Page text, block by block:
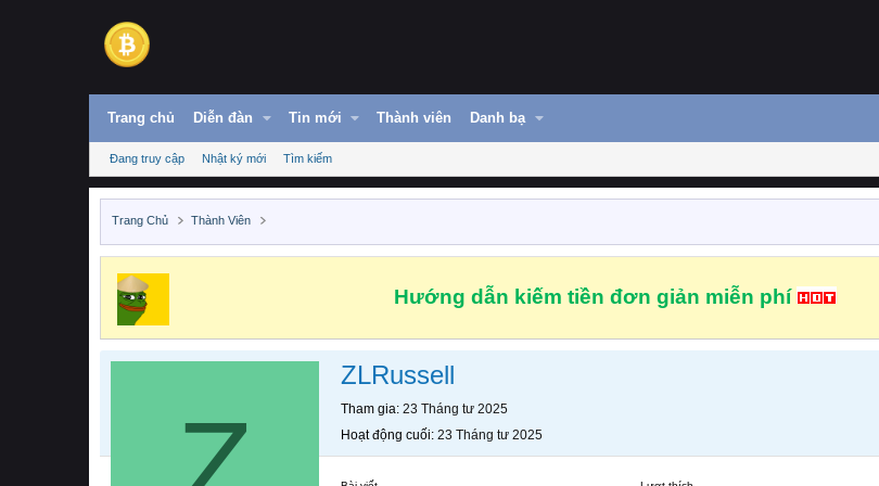
Trang chủ Diễn đàn Tin mới Thành viên Danh bạ
Đang truy cập Nhật ký mới Tìm kiếm
Trang Chủ Thành Viên
Hướng dẫn kiếm tiền đơn giản miễn phí
ZLRussell
Tham gia 23 Tháng tư 2025
Hoạt động cuối 23 Tháng tư 2025